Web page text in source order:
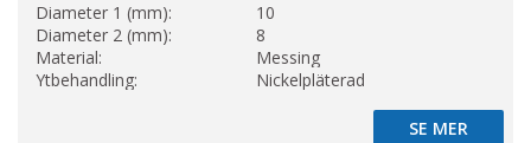
Diameter 1 (mm):
10
Diameter 2 (mm):
8
Material:
Messing
Ytbehandling:
Nickelpläterad
SE MER
SE MER